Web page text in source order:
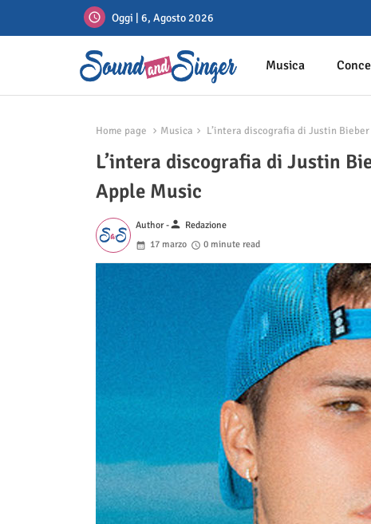
Oggi | 6, Agosto 2026
Musica
Home page Musica L’intera discografia di Justin
L’intera discografia di Justin
Apple Music
Author -person Redazione
17 marzo
0 minute read